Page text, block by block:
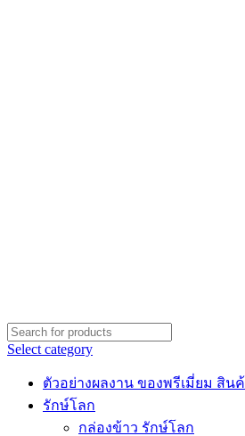
Select category
ตัวอย่างผลงาน ของพรีเมี่ยม สิน
รักษ์โลก
กล่องข้าว รักษ์โลก